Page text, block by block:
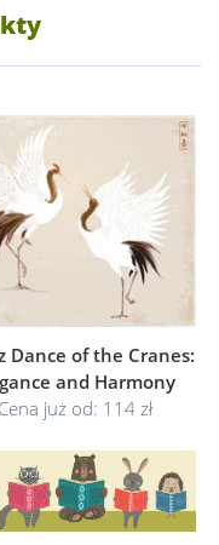
Dance of the Cranes:
and Harmony
Cena już od: 114 zł